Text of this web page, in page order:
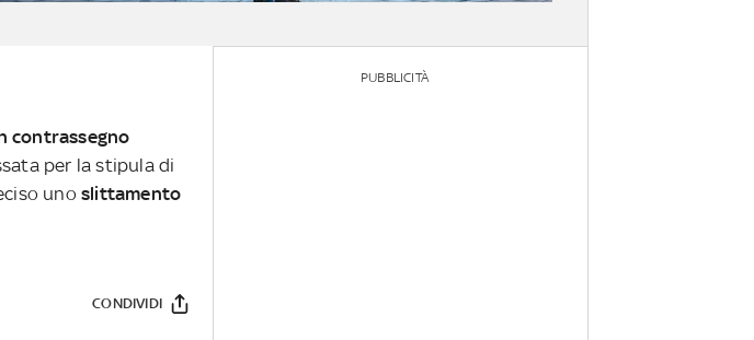
contrassegno
per la stipula di
unoslittamento
CONDIVIDI
PUBBLICITÀ